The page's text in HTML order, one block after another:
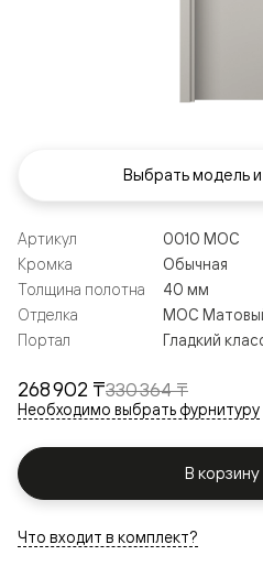
268 902 ₸330 364 ₸
Необходимо выбрать фурнитуру
В корзину
Артикул
0010 МОС
Кромка
Обычная
Толщина полотна
40 мм
Отделка
МОС
Портал
Гладкий
Что входит в комплект?
Выбрать модель